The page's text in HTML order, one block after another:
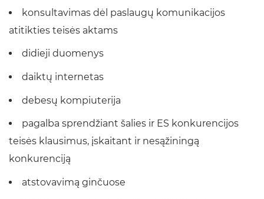
konsultavimas dėl paslaugų komunikacijos
atitikties teisės aktams
didieji duomenys
daiktų internetas
debesų kompiuterija
pagalba sprendžiant šalies ir ES konkurencijos
teisės klausimus, įskaitant ir nesąžiningą
konkurenciją
atstovavimą ginčuose